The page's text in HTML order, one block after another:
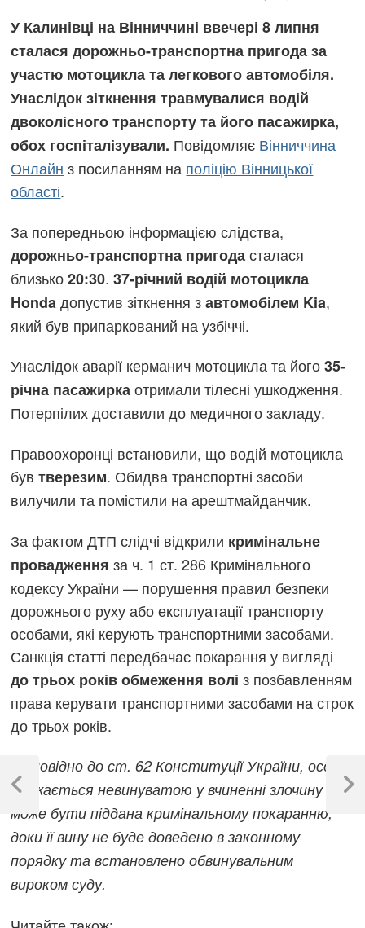
У Калинівці на Вінниччині ввечері 8 липня
сталася дорожньо-транспортна пригода за
участю мотоцикла та легкового автомобіля.
Унаслідок зіткнення травмувалися водій
двоколісного транспорту та його пасажирка,
обох госпіталізували. Повідомляє Вінниччина
Онлайн з посиланням на поліцію Вінницької
області.
За попередньою інформацією слідства,
дорожньо-транспортна пригодасталася
близько20:30.37-річний водій мотоцикла
Hondaдопустив зіткнення завтомобілем Kia,
який був припаркований на узбіччі.
Унаслідок аварії керманич мотоцикла та його35-
річна пасажиркаотримали тілесні ушкодження.
Потерпілих доставили до медичного закладу.
Правоохоронці встановили, що водій мотоцикла
бувтверезим. Обидва транспортні засоби
вилучили та помістили на арештмайданчик.
За фактом ДТП слідчі відкрили кримінальне
провадження за ч. 1 ст. 286 Кримінального
кодексу України — порушення правил безпеки
дорожнього руху або експлуатації транспорту
особами, які керують транспортними засобами.
Санкція статті передбачає покарання у вигляді
до трьох років обмеження волі з позбавленням
права керувати транспортними засобами на строк
до трьох років.
Відповідно до ст. 62 Конституції України, особа
вважається невинуватою у вчиненні злочину і не
може бути піддана кримінальному покаранню,
доки її вину не буде доведено в законному
порядку та встановлено обвинувальним
вироком суду.
Навігація
записів
Previous
Next
Post